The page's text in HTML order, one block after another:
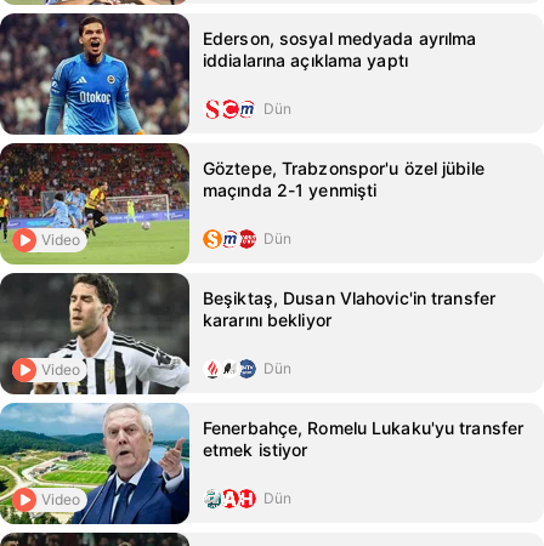
Ederson, sosyal medyada ayrılma
iddialarına açıklama yaptı
Dün
Video
Göztepe, Trabzonspor'u özel jübile
maçında 2-1 yenmişti
Dün
Video
Beşiktaş, Dusan Vlahovic'in transfer
kararını bekliyor
Dün
Video
Fenerbahçe, Romelu Lukaku'yu transfer
etmek istiyor
Dün